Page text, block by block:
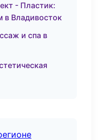
- Пластик:
в Владивосток
и спа в